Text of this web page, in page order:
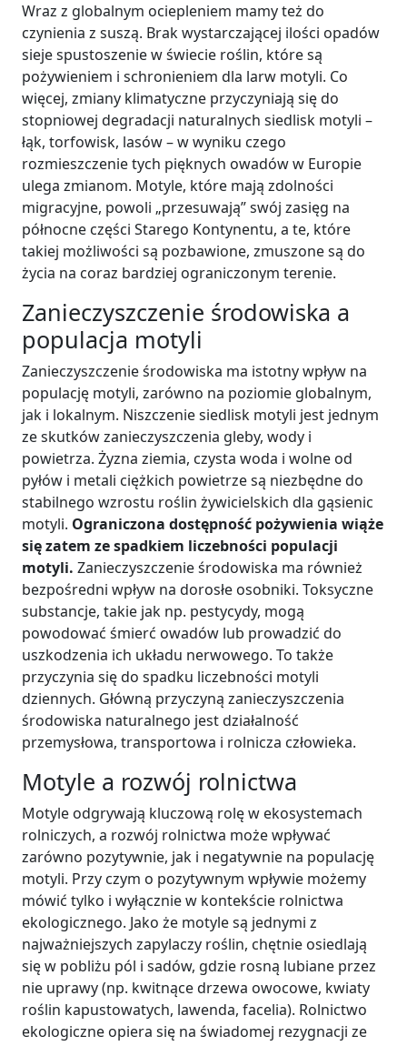
Wraz z globalnym ociepleniem mamy też do
czynienia z suszą. Brak wystarczającej ilości opadów
sieje spustoszenie w świecie roślin, które są
pożywieniem i schronieniem dla larw motyli. Co
więcej, zmiany klimatyczne przyczyniają się do
stopniowej degradacji naturalnych siedlisk motyli –
łąk, torfowisk, lasów – w wyniku czego
rozmieszczenie tych pięknych owadów w Europie
ulega zmianom. Motyle, które mają zdolności
migracyjne, powoli „przesuwają” swój zasięg na
północne części Starego Kontynentu, a te, które
takiej możliwości są pozbawione, zmuszone są do
życia na coraz bardziej ograniczonym terenie.
Zanieczyszczenie środowiska a
populacja motyli
Zanieczyszczenie środowiska ma istotny wpływ na
populację motyli, zarówno na poziomie globalnym,
jak i lokalnym. Niszczenie siedlisk motyli jest jednym
ze skutków zanieczyszczenia gleby, wody i
powietrza. Żyzna ziemia, czysta woda i wolne od
pyłów i metali ciężkich powietrze są niezbędne do
stabilnego wzrostu roślin żywicielskich dla gąsienic
motyli. Ograniczona dostępność pożywienia wiąże
się zatem ze spadkiem liczebności populacji
motyli. Zanieczyszczenie środowiska ma również
bezpośredni wpływ na dorosłe osobniki. Toksyczne
substancje, takie jak np. pestycydy, mogą
powodować śmierć owadów lub prowadzić do
uszkodzenia ich układu nerwowego. To także
przyczynia się do spadku liczebności motyli
dziennych. Główną przyczyną zanieczyszczenia
środowiska naturalnego jest działalność
przemysłowa, transportowa i rolnicza człowieka.
Motyle a rozwój rolnictwa
Motyle odgrywają kluczową rolę w ekosystemach
rolniczych, a rozwój rolnictwa może wpływać
zarówno pozytywnie, jak i negatywnie na populację
motyli. Przy czym o pozytywnym wpływie możemy
mówić tylko i wyłącznie w kontekście rolnictwa
ekologicznego. Jako że motyle są jednymi z
najważniejszych zapylaczy roślin, chętnie osiedlają
się w pobliżu pól i sadów, gdzie rosną lubiane przez
nie uprawy (np. kwitnące drzewa owocowe, kwiaty
roślin kapustowatych, lawenda, facelia). Rolnictwo
ekologiczne opiera się na świadomej rezygnacji ze